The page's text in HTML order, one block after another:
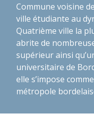
Commune voisine
ville étudiante au
Quatrième ville la
abrite de
supérieur ainsi
universitaire de
elle s’impose
métropole